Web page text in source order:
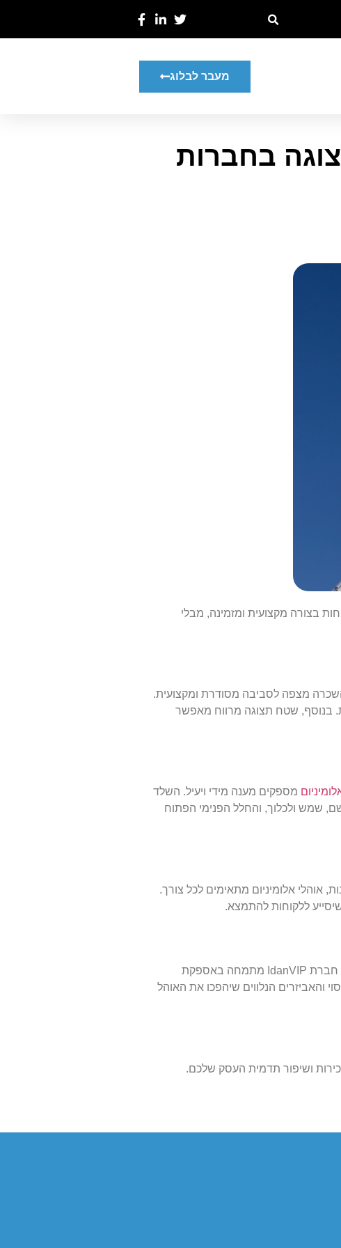
מעבר לבלוג
בחברות
בצורה מקצועית ומזמינה, מבלי
מצפה לסביבה מסודרת ומקצועית.
בנוסף, שטח תצוגה מרווח מאפשר
מספקים מענה מידי ויעיל. השלד
שמש ולכלוך, והחלל הפנימי הפתוח
אוהלי אלומיניום מתאימים לכל צורך.
ללקוחות להתמצא.
כשמדובר בהקמת מחסן תצוגה לעסק שלכם, חשוב לעבוד עם מומחים שמבינים את הצרכים הייחודיים של ענף ההשכרות. חברת IdanVIP מתמחה באספקת
והאביזרים הנלווים שיהפכו את האוהל
ושיפור תדמית העסק שלכם.